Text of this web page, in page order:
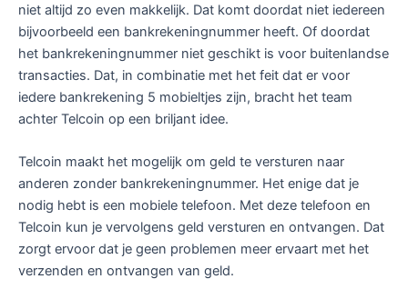
niet altijd zo even makkelijk. Dat komt doordat niet iedereen
bijvoorbeeld een bankrekeningnummer heeft. Of doordat
het bankrekeningnummer niet geschikt is voor buitenlandse
transacties. Dat, in combinatie met het feit dat er voor
iedere bankrekening 5 mobieltjes zijn, bracht het team
achter Telcoin op een briljant idee.
Telcoin maakt het mogelijk om geld te versturen naar
anderen zonder bankrekeningnummer. Het enige dat je
nodig hebt is een mobiele telefoon. Met deze telefoon en
Telcoin kun je vervolgens geld versturen en ontvangen. Dat
zorgt ervoor dat je geen problemen meer ervaart met het
verzenden en ontvangen van geld.